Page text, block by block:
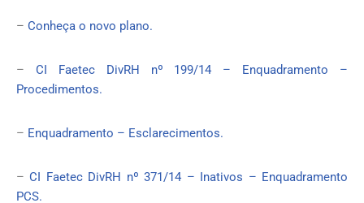
– Conheça o novo plano.
– CI Faetec DivRH nº 199/14 – Enquadramento –
Procedimentos.
– Enquadramento – Esclarecimentos.
–CI Faetec DivRH nº 371/14 – Inativos – Enquadramento
PCS.